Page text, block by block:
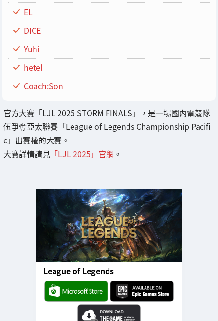
EL
DICE
Yuhi
hetel
Coach:Son
官方大賽「LJL 2025 STORM FINALS」，是一場國内電競隊
伍爭奪亞太聯賽「League of Legends Championship Pacifi
c」出賽權的大賽。
大賽詳情請見 「LJL 2025」官網 。
League of Legends